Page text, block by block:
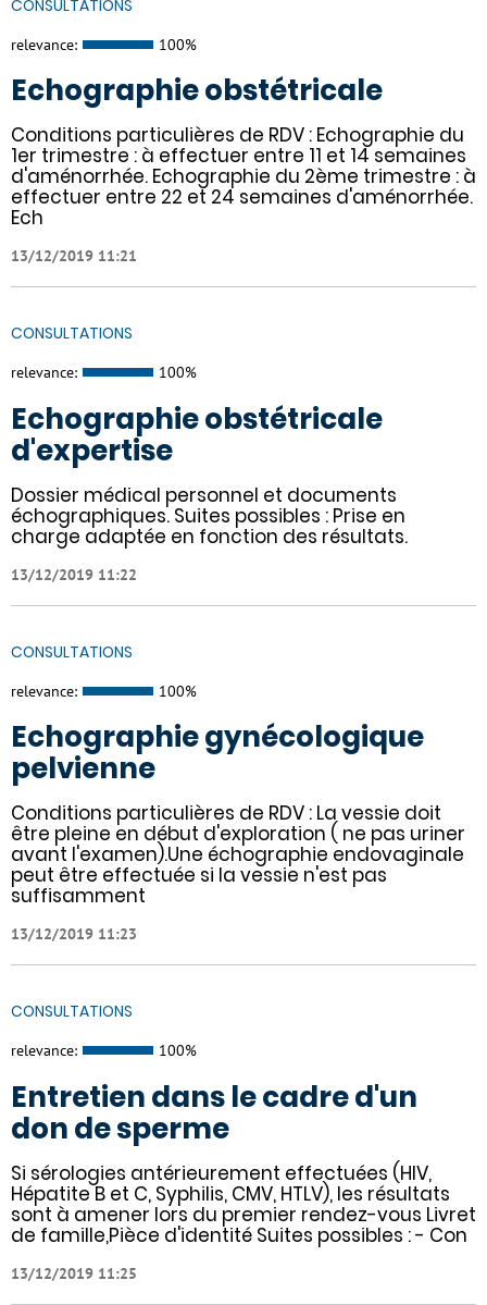
CONSULTATIONS
relevance: 100%
Echographie obstétricale
Conditions particulières de RDV : Echographie du
1er trimestre : à effectuer entre 11 et 14 semaines
d'aménorrhée. Echographie du 2ème trimestre : à
effectuer entre 22 et 24 semaines d'aménorrhée.
Ech
13/12/2019 11:21
CONSULTATIONS
relevance: 100%
Echographie obstétricale
d'expertise
Dossier médical personnel et documents
échographiques. Suites possibles : Prise en
charge adaptée en fonction des résultats.
13/12/2019 11:22
CONSULTATIONS
relevance: 100%
Echographie gynécologique
pelvienne
Conditions particulières de RDV : La vessie doit
être pleine en début d'exploration ( ne pas uriner
avant l'examen).Une échographie endovaginale
peut être effectuée si la vessie n'est pas
suffisamment
13/12/2019 11:23
CONSULTATIONS
relevance: 100%
Entretien dans le cadre d'un
don de sperme
Si sérologies antérieurement effectuées (HIV,
Hépatite B et C, Syphilis, CMV, HTLV), les résultats
sont à amener lors du premier rendez-vous Livret
de famille,Pièce d'identité Suites possibles : - Con
13/12/2019 11:25